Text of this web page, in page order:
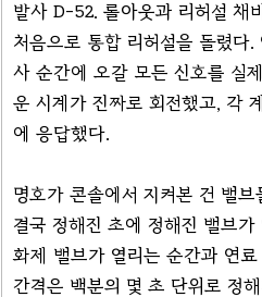
발사 D-52. 롤아웃과 리허설 채
처음으로 통합 리허설을 돌렸다
사 순간에 오갈 모든 신호를 실
운 시계가 진짜로 회전했고, 각
에 응답했다.
명호가 콘솔에서 지켜본 건 밸
결국 정해진 초에 정해진 밸브
화제 밸브가 열리는 순간과 연
간격은 백분의 몇 초 단위로 정